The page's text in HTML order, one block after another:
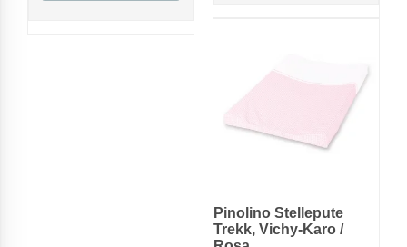
Pinolino Stellepute
Trekk, Vichy-Karo /